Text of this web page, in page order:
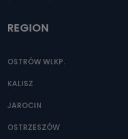
REGION
OSTRÓW WLKP.
KALISZ
JAROCIN
OSTRZESZÓW